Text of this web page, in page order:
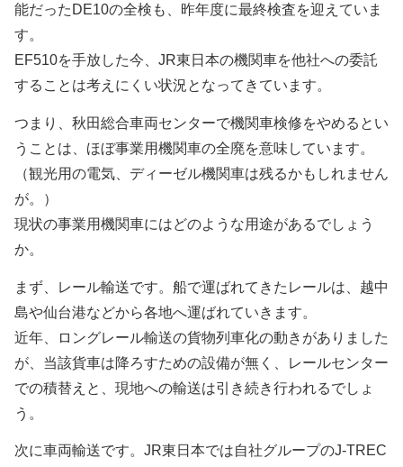
能だったDE10の全検も、昨年度に最終検査を迎えていま
す。
EF510を手放した今、JR東日本の機関車を他社への委託
することは考えにくい状況となってきています。
つまり、秋田総合車両センターで機関車検修をやめるとい
うことは、ほぼ事業用機関車の全廃を意味しています。
（観光用の電気、ディーゼル機関車は残るかもしれません
が。）
現状の事業用機関車にはどのような用途があるでしょう
か。
まず、レール輸送です。船で運ばれてきたレールは、越中
島や仙台港などから各地へ運ばれていきます。
近年、ロングレール輸送の貨物列車化の動きがありました
が、当該貨車は降ろすための設備が無く、レールセンター
での積替えと、現地への輸送は引き続き行われるでしょ
う。
次に車両輸送です。JR東日本では自社グループのJ-TREC